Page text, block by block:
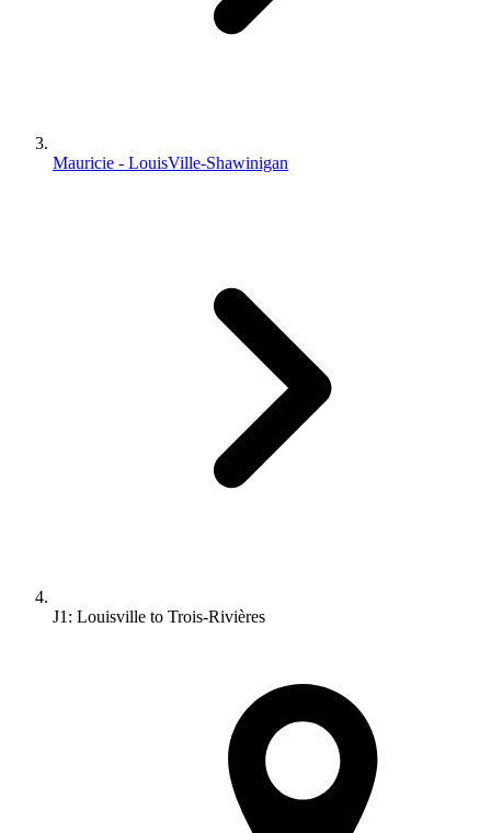
Mauricie - LouisVille-Shawinigan
J1: Louisville to Trois-Rivières